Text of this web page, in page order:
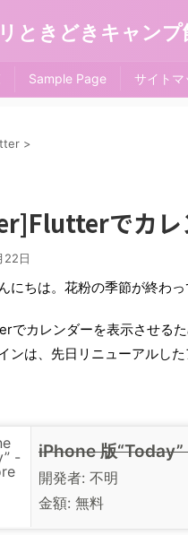
ときどきキャンプ
Sample Page サイトマ
>
でカレ
22日
にちは。花粉の季節が終わ
でカレンダーを表示させる
ンは、先日リニューアルし
iPhone 版
開発者: 不明
金額: 無料